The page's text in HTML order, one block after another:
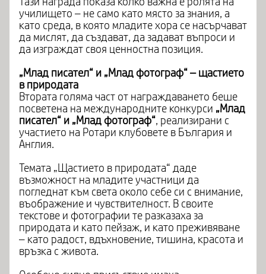
училището – не само като място за знания, а
като среда, в която младите хора се насърчават
да мислят, да създават, да задават въпроси и
да изграждат своя ценностна позиция.
„Млад писател“ и „Млад фотограф“ – щастието
в природата
Втората голяма част от награждаването беше
посветена на международните конкурси „Млад
писател“ и „Млад фотограф“, реализирани с
участието на Ротари клубовете в България и
Англия.
Темата „Щастието в природата“ даде
възможност на младите участници да
погледнат към света около себе си с внимание,
въображение и чувствителност. В своите
текстове и фотографии те разказаха за
природата и като пейзаж, и като преживяване
– като радост, вдъхновение, тишина, красота и
връзка с живота.